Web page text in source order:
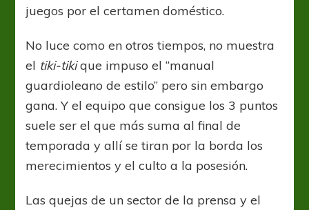
juegos por el certamen doméstico.
No luce como en otros tiempos, no muestra
el tiki-tikique impuso el “manual
guardioleano de estilo” pero sin embargo
gana. Y el equipo que consigue los 3 puntos
suele ser el que más suma al final de
temporada y allí se tiran por la borda los
merecimientos y el culto a la posesión.
Las quejas de un sector de la prensa y el